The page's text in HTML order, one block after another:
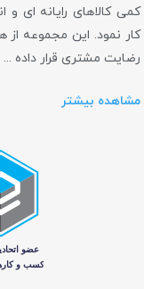
کمی کالاهای رایانه ای و
کار نمود. این مجموعه از
رضایت مشتری قرار داده ...
مشاهده بیشتر